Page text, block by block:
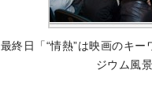
最終日「“情熱”は映画のキー
ジウム風景